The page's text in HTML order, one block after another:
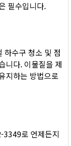
필수입니다.
하수구 청소 및 점
니다. 이물질을 제
지하는 방법으로
로 언제든지